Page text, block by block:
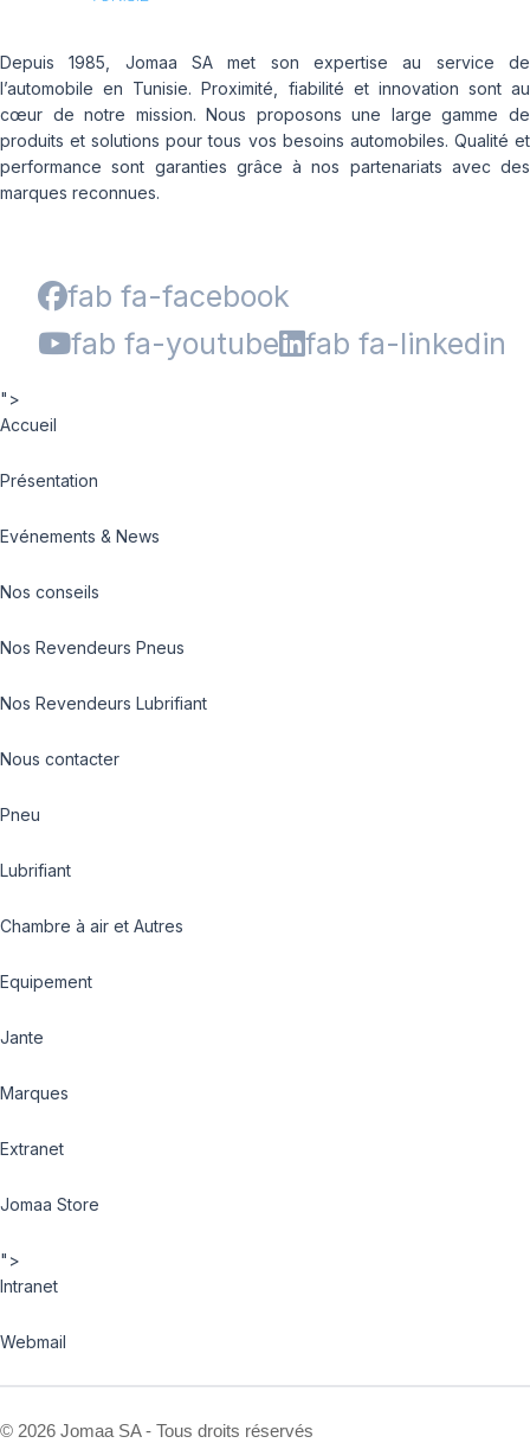
Depuis 1985, Jomaa SA met son expertise au service de
l’automobile en Tunisie. Proximité, fiabilité et innovation sont au
cœur de notre mission. Nous proposons une large gamme de
produits et solutions pour tous vos besoins automobiles. Qualité et
performance sont garanties grâce à nos partenariats avec des
marques reconnues.
fab fa-facebook
fab fa-youtube
fab fa-linkedin
">
Accueil
Présentation
Evénements & News
Nos conseils
Nos Revendeurs Pneus
Nos Revendeurs Lubrifiant
Nous contacter
Pneu
Lubrifiant
Chambre à air et Autres
Equipement
Jante
Marques
Extranet
Jomaa Store
">
Intranet
Webmail
© 2026 Jomaa SA - Tous droits réservés